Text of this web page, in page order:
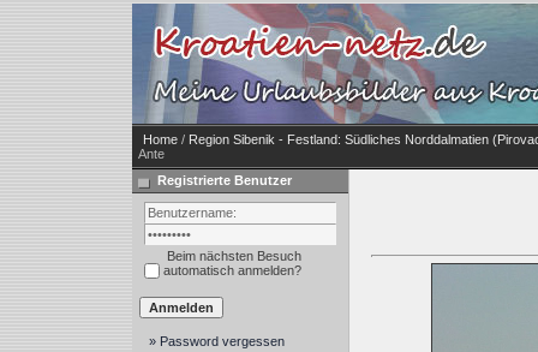
Home / Region Sibenik - Festland: Südliches Norddalmatien
Ante
Registrierte Benutzer
Beim nächsten Besuch
automatisch anmelden?
» Password vergessen